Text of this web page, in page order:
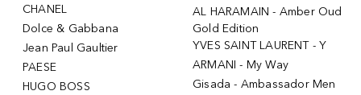
CHANEL
Dolce & Gabbana
Jean Paul Gaultier
PAESE
HUGO BOSS
AL HARAMAIN - Amber Oud
Gold Edition
YVES SAINT LAURENT - Y
ARMANI - My Way
Gisada - Ambassador Men